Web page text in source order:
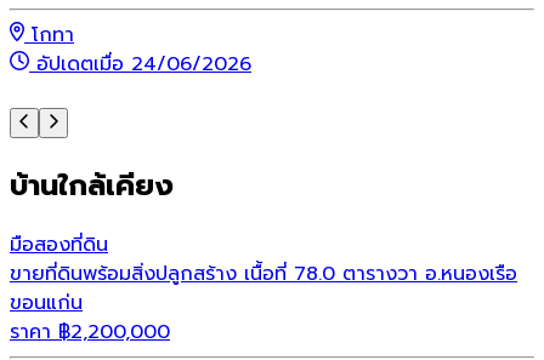
โกทา
อัปเดตเมื่อ 24/06/2026
บ้านใกล้เคียง
มือสองที่ดิน
ขายที่ดินพร้อมสิ่งปลูกสร้าง เนื้อที่ 78.0 ตารางวา อ.หนองเรือ
ขอนแก่น
ราคา ฿2,200,000